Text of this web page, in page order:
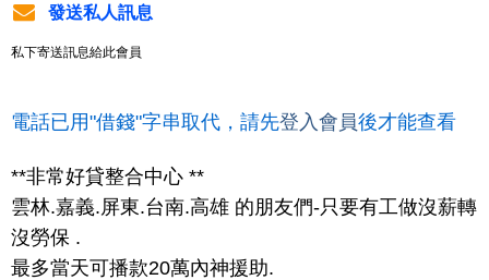
發送私人訊息
私下寄送訊息給此會員
電話已用"借錢"字串取代，請先登入會員後才能查看
**非常好貸整合中心 **
雲林.嘉義.屏東.台南.高雄 的朋友們-只要有工做沒薪轉
沒勞保 .
最多當天可播款20萬內神援助.